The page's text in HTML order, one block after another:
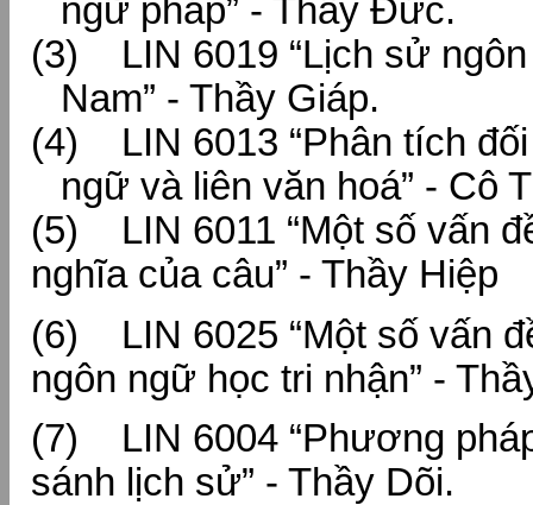
ngữ pháp” - Thầy Đức.
(3) LIN 6019 “Lịch sử
Nam” - Thầy Giáp.
(4) LIN 6013 “Phân tích
ngữ và liên văn hoá” - Cô
(5) LIN 6011 “Một số vấn
nghĩa của câu” - Thầy Hiệp
(6) LIN 6025 “Một số vấn
ngôn ngữ học tri nhận” -
(7) LIN 6004 “Phương
sánh lịch sử” - Thầy Dõi.